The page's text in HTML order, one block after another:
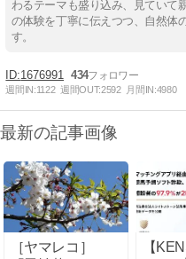
わるテーマも盛り込み、見ていて
の体験を丁寧に伝えつつ、自然体
す。
1676991 434
週間IN:1122 週間OUT:2592 月間IN:4980
最新の記事画像
［ヤマレコ］
【